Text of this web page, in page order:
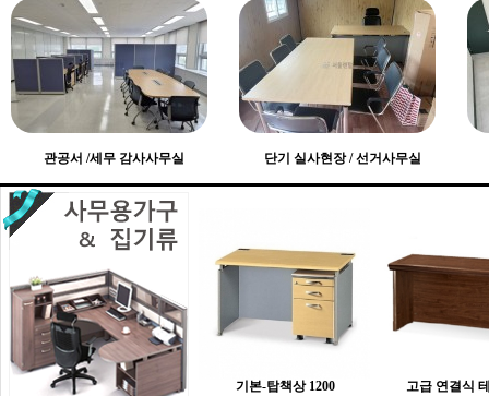
관공서 /세무 감사사무실 단기 실사현장 / 선거사무실
기본-탑책상 1200 고급 연결식